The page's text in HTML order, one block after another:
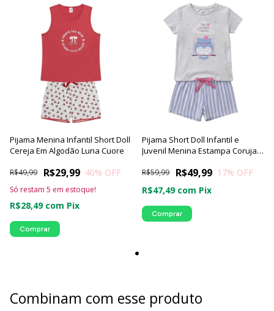
Pijama Menina Infantil Short Doll
Cereja Em Algodão Luna Cuore
R$29,99
R$49,99 40% OFF
R$28,49 com Pix
Só restam 5 em estoque!
Comprar
Pijama Short Doll Infantil e
Juvenil Menina Estampa Coruja -
R$49,99
R$59,99 17% OFF
R$47,49 com Pix
Comprar
Combinam com esse produto